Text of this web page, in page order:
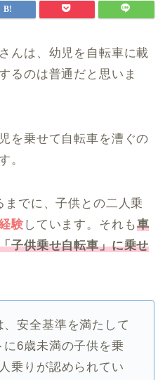
んは、幼児を自転車に載
るのは普通だと思いま
を乗せて自転車を漕ぐの
。
でに、子供との二人乗
験 しています。それも車
子供乗せ自転車」に乗せ
安全基準を満たして
6歳未満の子供を乗
乗りが認められてい